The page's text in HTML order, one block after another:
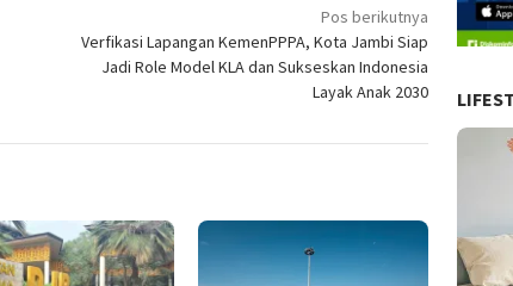
Pos berikutnya
Verfikasi Lapangan KemenPPPA, Kota Jambi Siap
Jadi Role Model KLA dan Sukseskan Indonesia
Layak Anak 2030